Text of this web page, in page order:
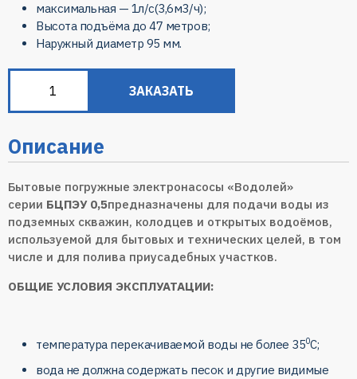
максимальная — 1л/с(3,6м3/ч);
Высота подъёма до47 метров;
Наружный диаметр 95 мм.
ЗАКАЗАТЬ
Описание
Бытовые погружные электронасосы «Водолей»
серии БЦПЭУ 0,5предназначены для подачи воды из
подземных скважин, колодцев и открытых водоёмов,
используемой для бытовых и технических целей, в том
числе и для полива приусадебных участков.
ОБЩИЕ УСЛОВИЯ ЭКСПЛУАТАЦИИ:
температура перекачиваемой воды не более 350C;
вода не должна содержать песок и другие видимые